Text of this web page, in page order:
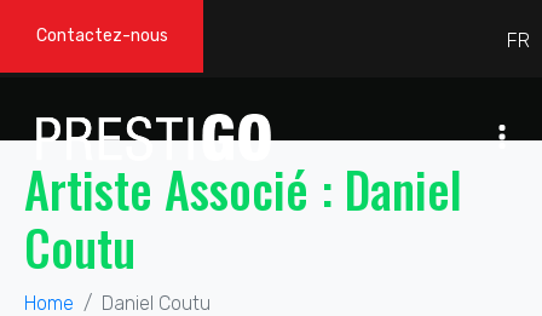
Contactez-nous
Artiste Associé : Daniel
Coutu
Home Daniel Coutu